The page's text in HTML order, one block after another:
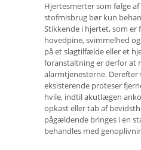
Hjertesmerter som følge
stofmisbrug bør kun
Stikkende i hjertet, som er
hovedpine, svimmelhed
på et slagtilfælde eller et
foranstaltning er derfor at
alarmtjenesterne. Derefter
eksisterende proteser
hvile, indtil akutlægen
opkast eller tab af
pågældende bringes i en
behandles med